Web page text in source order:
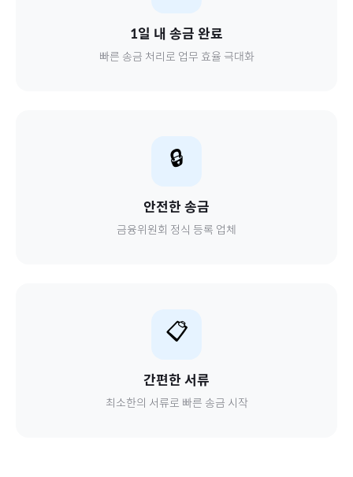
1일 내 송금 완료
빠른 송금 처리로 업무 효율 극대화
🔒
안전한 송금
금융위원회 정식 등록 업체
📋
간편한 서류
최소한의 서류로 빠른 송금 시작